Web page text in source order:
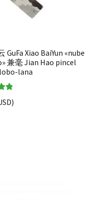
Xiao BaiYun «nube
兼毫 Jian Hao pincel
lana
)